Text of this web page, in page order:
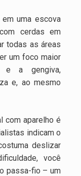
uma escova
cerdas em
todas as áreas
um foco maior
e a gengiva,
e, ao mesmo
com aparelho é
indicam o
deslizar
você
passa-fio – um